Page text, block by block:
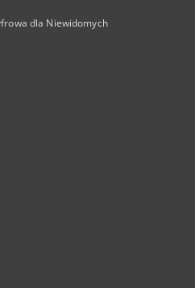
dla Niewidomych